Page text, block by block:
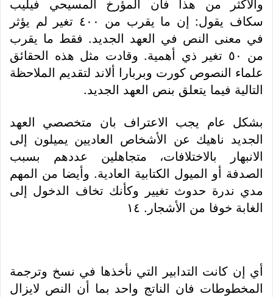
والأكثر من هذا فان المؤرخ المسيحي فيليب
سكاف يقول: إن ما يقرب من ٤٠٠ تغير لم يؤثر
في معنى النص في العهد الجديد. فقط ما يقرب
من ٥٠ تغير ذي أهمية. وقادت مثل هذه الحقائق
علماء النصوص كورت وبربارا ألاند لتقديم الملاحظة
التالية فيما يتعلق بنص العهد الجديد.
بشكل عام يجب الاعتراف بان متخصصي العهد
الجديد ناهيك عن الأشخاص العاديين يميلون إلى
الانبهار بالاختلافات، متجاهلين عددهم بسبب
الصدفة أو الميول الكتابية العادية. وأيضا من المهم
مدي ندرة حدوث تغيير وكأنك تخاف الدخول إلى
الغابة خوفا من الأشجار. ١٤
أي إن كانت التدابير التي نأخذها في نسخ وترجمة
المخطوطات فان الناتج واحد بما أن النص لايزال